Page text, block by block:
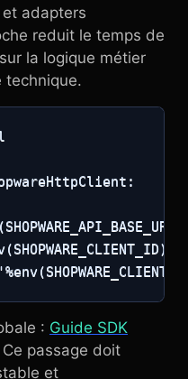
et adapters
reduit le temps de
la logique métier
technique.
: Guide SDK
Ce passage doit
et